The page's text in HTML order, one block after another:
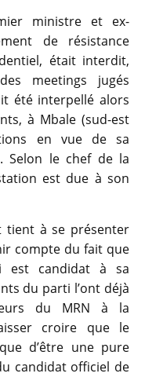
ministre et ex-
de résistance
était interdit,
meetings jugés
été interpellé alors
à Mbale (sud-est
en vue de sa
Selon le chef de la
est due à son
tient à se présenter
compte du fait que
est candidat à sa
du parti l’ont déjà
du MRN à la
croire que le
d’être une pure
candidat officiel de